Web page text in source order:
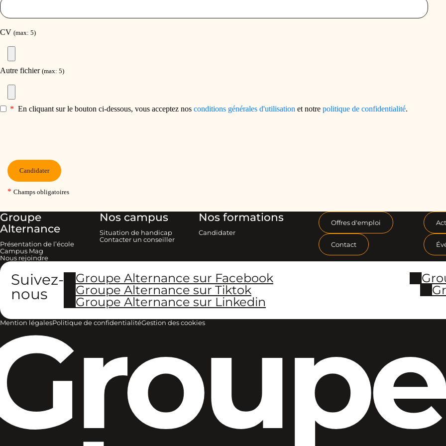
Groupe
Alternance
Présentation de l’école
Campus Mag
Nous rejoindre
Nos campus
Situation de handicap
Contacter un conseiller
Nos formations
Candidater
Offres d'emploi
Contact
Suivez-
nous
Groupe Alternance sur Facebook
Groupe Alternance sur Tiktok
Groupe Alternance sur Linkedin
Mention légalesPolitique de confidentialitéGestion des cookies